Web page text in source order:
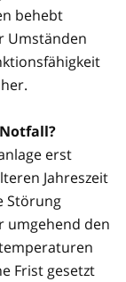
behebt
Umständen
erst
Jahreszeit
Störung
umgehend den
Frist gesetzt